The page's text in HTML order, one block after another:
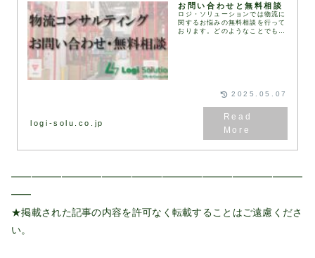
お問い合わせと無料相談
ロジ・ソリューションでは物流に
関するお悩みの無料相談を行って
おります。どのようなことでもお
logi-solu.co.jp
2025.05.07
━━━━━━━━━━━━━━━━━━━━━━━━━━━━━
━━
★掲載された記事の内容を許可なく転載することはご遠慮くださ
い。